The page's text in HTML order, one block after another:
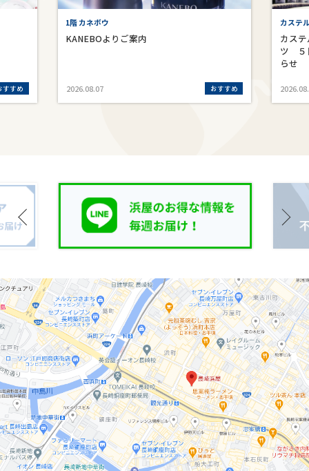
すすめ
1階 カネボウ
KANEBOよりご案内
2026.08.07 おすすめ
カステ
カス
ツ ５
らせ